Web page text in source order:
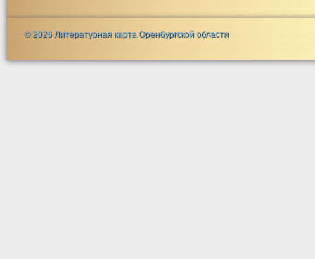
© 2026 Литературная карта Оренбургской области